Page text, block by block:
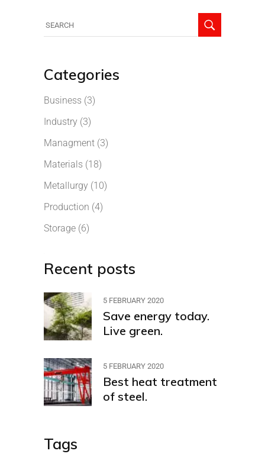
Categories
Business (3)
Industry (3)
Managment (3)
Materials (18)
Metallurgy (10)
Production (4)
Storage (6)
Recent posts
5 FEBRUARY 2020
Save energy today.
Live green.
5 FEBRUARY 2020
Best heat treatment
of steel.
Tags